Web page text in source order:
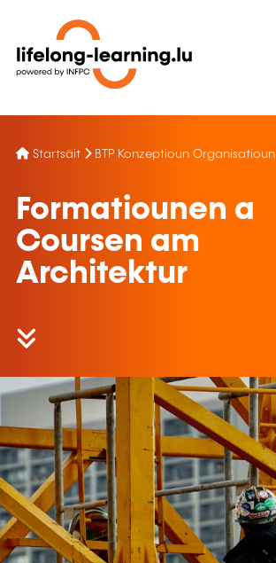
Startsäit BTP Konzeptioun Organisatioun
Formatiounen a
Coursen am
Architektur